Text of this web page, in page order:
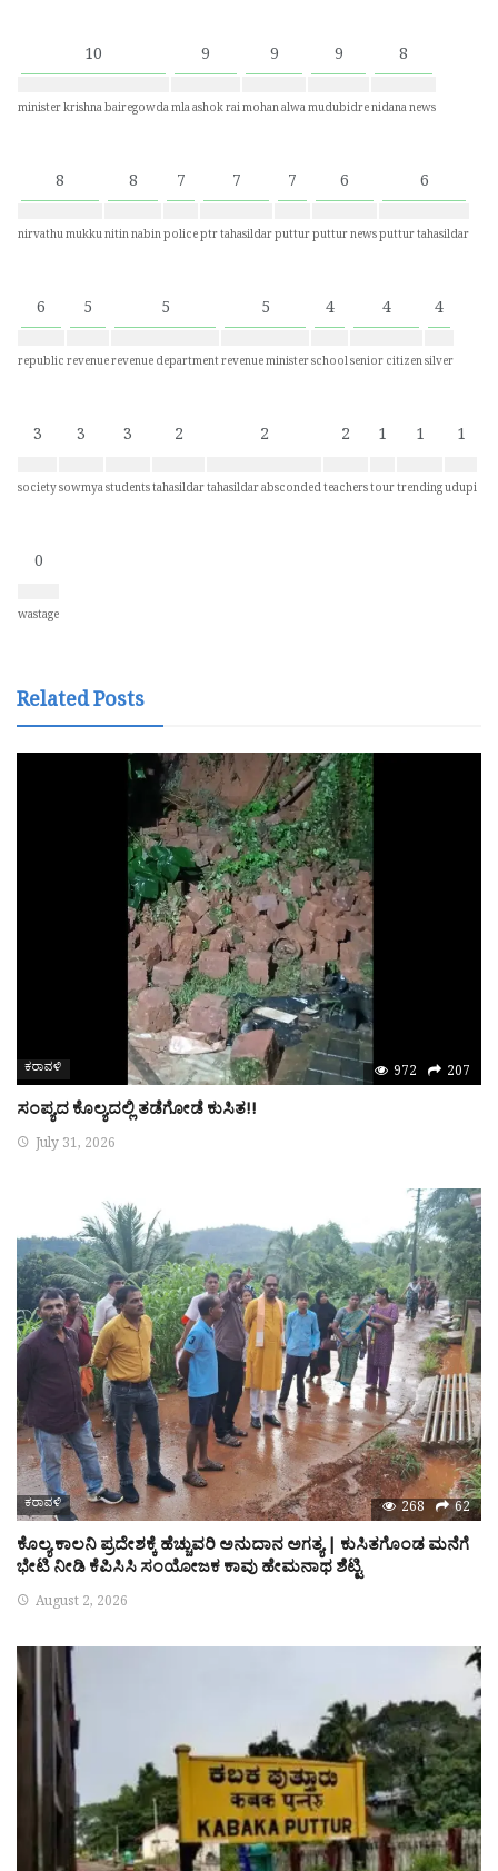
10
minister krishna bairegowda
9
mla ashok rai
9
mohan alwa
9
mudubidre
8
nidana news
8
nirvathu mukku
8
nitin nabin
7
police
7
ptr tahasildar
7
puttur
6
puttur news
6
puttur tahasildar
6
republic
5
revenue
5
revenue department
5
revenue minister
4
school
4
senior citizen
4
silver
3
society
3
sowmya
3
students
2
tahasildar
2
tahasildar absconded
2
teachers
1
tour
1
trending
1
udupi
0
wastage
Related Posts
ಕರಾವಳಿ 972 207
ಸಂಪ್ಯದ ಕೊಲ್ಯದಲ್ಲಿ ತಡೆಗೋಡೆ ಕುಸಿತ!!
July 31, 2026
ಕರಾವಳಿ 268 62
ಕೊಲ್ಯ ಕಾಲನಿ ಪ್ರದೇಶಕ್ಕೆ ಹೆಚ್ಚುವರಿ ಅನುದಾನ ಅಗತ್ಯ | ಕುಸಿತಗೊಂಡ ಮನೆಗೆ
ಭೇಟಿ ನೀಡಿ ಕೆಪಿಸಿಸಿ ಸಂಯೋಜಕ ಕಾವು ಹೇಮನಾಥ ಶೆಟ್ಟಿ
August 2, 2026